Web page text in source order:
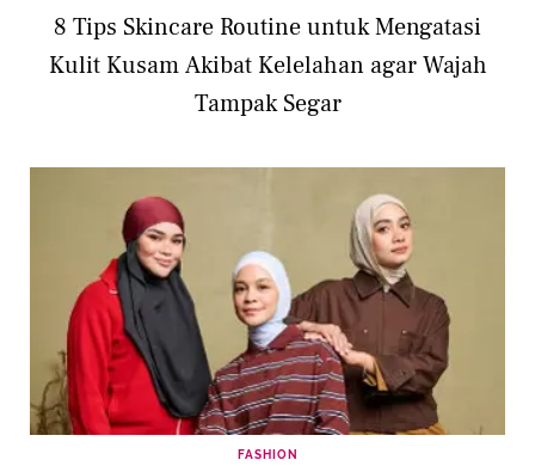
8 Tips Skincare Routine untuk Mengatasi
Kulit Kusam Akibat Kelelahan agar Wajah
Tampak Segar
FASHION